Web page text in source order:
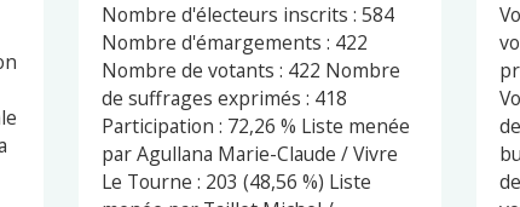
Nombre d'électeurs inscrits : 584
Nombre d'émargements : 422
Nombre de votants : 422 Nombre
de suffrages exprimés : 418
Participation : 72,26 % Liste menée
par Agullana Marie-Claude / Vivre
Le Tourne : 203 (48,56 %) Liste